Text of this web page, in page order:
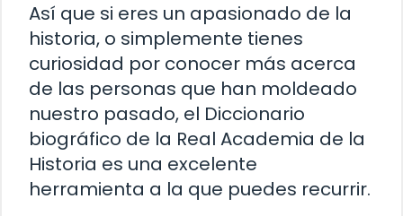
Así que si eres un apasionado de la
historia, o simplemente tienes
curiosidad por conocer más acerca
de las personas que han moldeado
nuestro pasado, el Diccionario
biográfico de la Real Academia de la
Historia es una excelente
herramienta a la que puedes recurrir.